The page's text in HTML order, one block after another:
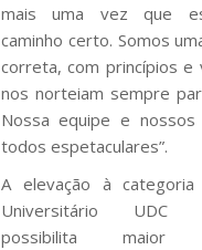
mais uma vez que
caminho certo. Somos
correta, com princípios e
nos norteiam sempre
Nossa equipe e nossos
todos espetaculares”.
A elevação à
Universitário UDC
possibilita maior